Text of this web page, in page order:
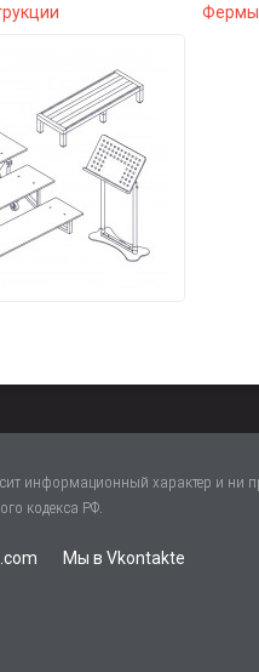
Фермы
информационный характер и ни
кодекса РФ.
Мы в Vkontakte